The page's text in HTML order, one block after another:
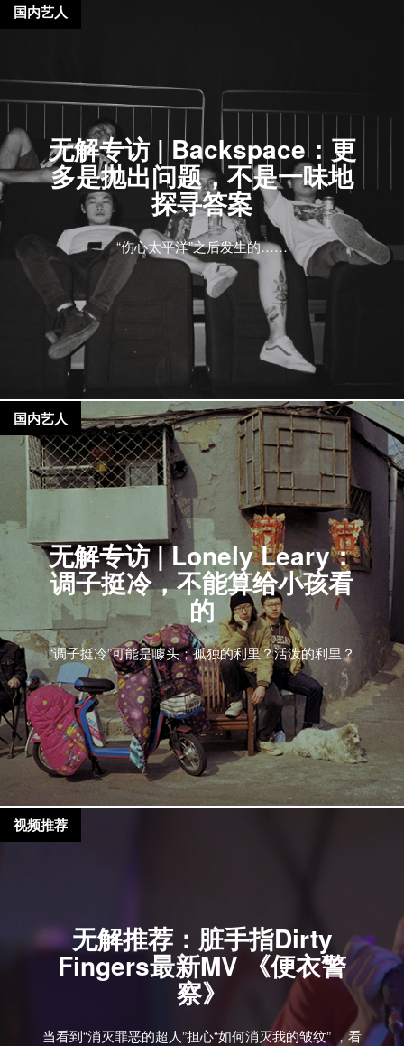
无解专访 | Backspace：更
多是抛出问题，不是一味地
探寻答案
“伤心太平洋”之后发生的……
国内艺人
无解专访 | Lonely Leary：
调子挺冷，不能算给小孩看
的
“调子挺冷”可能是噱头；孤独的利里？活泼的利里？
国内艺人
无解推荐：脏手指Dirty
Fingers最新MV 《便衣警
察》
当看到“消灭罪恶的超人”担心“如何消灭我的皱纹” ，看
视频推荐